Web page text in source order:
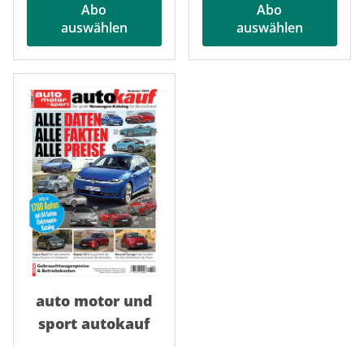
Abo
auswählen
Abo
auswählen
auto motor und
sport autokauf